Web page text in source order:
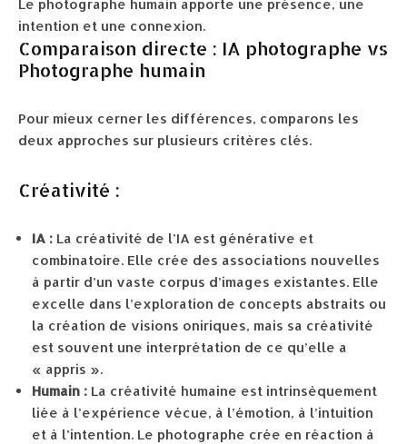
Le photographe humain apporte une présence, une
intention et une connexion.
Comparaison directe : IA photographe vs
Photographe humain
Pour mieux cerner les différences, comparons les
deux approches sur plusieurs critères clés.
Créativité :
IA : La créativité de l’IA est générative et
combinatoire. Elle crée des associations nouvelles
à partir d’un vaste corpus d’images existantes. Elle
excelle dans l’exploration de concepts abstraits ou
la création de visions oniriques, mais sa créativité
est souvent une interprétation de ce qu’elle a
« appris ».
Humain : La créativité humaine est intrinsèquement
liée à l’expérience vécue, à l’émotion, à l’intuition
et à l’intention. Le photographe crée en réaction à